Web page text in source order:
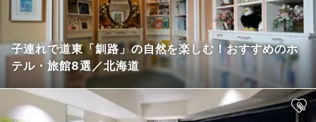
子連れで道東「釧路」の自然を楽しむ！おすすめのホ
テル・旅館8選／北海道